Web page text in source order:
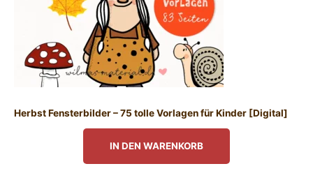
Herbst Fensterbilder – 75 tolle Vorlagen für Kinder [Digital]
IN DEN WARENKORB